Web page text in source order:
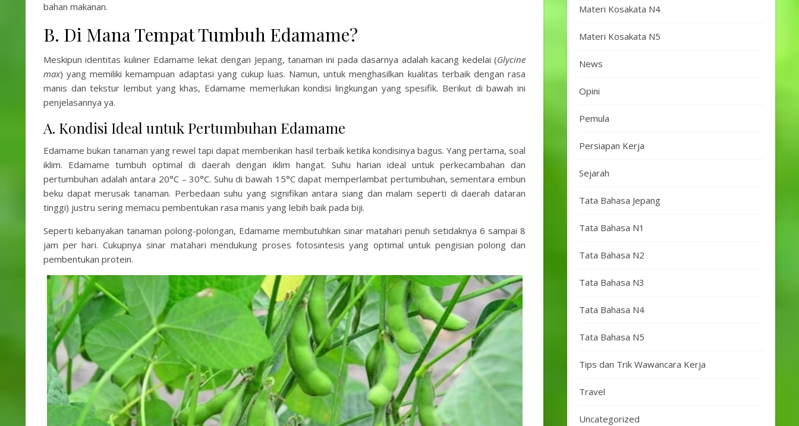
bahan makanan.
B. Di Mana Tempat Tumbuh Edamame?
Meskipun identitas kuliner Edamame lekat dengan Jepang, tanaman ini pada dasarnya adalah kacang kedelai (Glycine
max) yang memiliki kemampuan adaptasi yang cukup luas. Namun, untuk menghasilkan kualitas terbaik dengan rasa
manis dan tekstur lembut yang khas, Edamame memerlukan kondisi lingkungan yang spesifik. Berikut di bawah ini
penjelasannya ya.
A. Kondisi Ideal untuk Pertumbuhan Edamame
Edamame bukan tanaman yang rewel tapi dapat memberikan hasil terbaik ketika kondisinya bagus. Yang pertama, soal
iklim. Edamame tumbuh optimal di daerah dengan iklim hangat. Suhu harian ideal untuk perkecambahan dan
pertumbuhan adalah antara 20°C – 30°C. Suhu di bawah 15°C dapat memperlambat pertumbuhan, sementara embun
beku dapat merusak tanaman. Perbedaan suhu yang signifikan antara siang dan malam seperti di daerah dataran
tinggi) justru sering memacu pembentukan rasa manis yang lebih baik pada biji.
Seperti kebanyakan tanaman polong-polongan, Edamame membutuhkan sinar matahari penuh setidaknya 6 sampai 8
jam per hari. Cukupnya sinar matahari mendukung proses fotosintesis yang optimal untuk pengisian polong dan
pembentukan protein.
Materi Kosakata N4
Materi Kosakata N5
News
Opini
Pemula
Persiapan Kerja
Sejarah
Tata Bahasa Jepang
Tata Bahasa N1
Tata Bahasa N2
Tata Bahasa N3
Tata Bahasa N4
Tata Bahasa N5
Tips dan Trik Wawancara Kerja
Travel
Uncategorized